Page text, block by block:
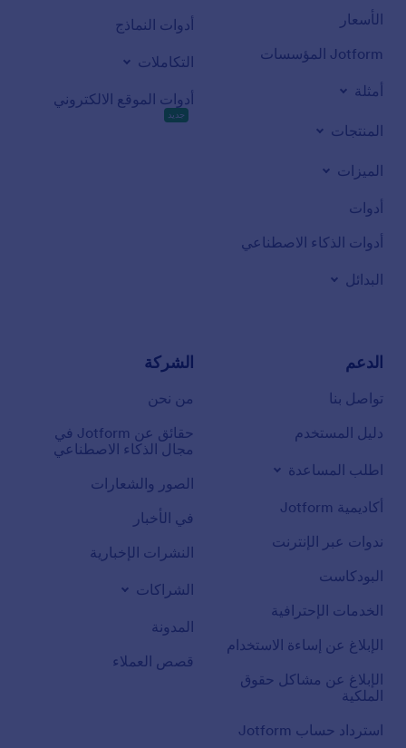
الأسعار
Jotform المؤسسات
أمثلة
المنتجات
الميزات
أدوات
أدوات الذكاء الاصطناعي
البدائل
أدوات النماذج
التكاملات
أدوات الموقع الالكتروني
جديد
الدعم
تواصل بنا
دليل المستخدم
اطلب المساعدة
أكاديمية Jotform
ندوات عبر الإنترنت
البودكاست
الخدمات الإحترافية
الإبلاغ عن إساءة الاستخدام
الإبلاغ عن مشاكل حقوق
الملكية
استرداد حساب Jotform
الشركة
من نحن
حقائق عن Jotform في
مجال الذكاء الاصطناعي
الصور والشعارات
في الأخبار
النشرات الإخبارية
الشراكات
المدونة
قصص العملاء